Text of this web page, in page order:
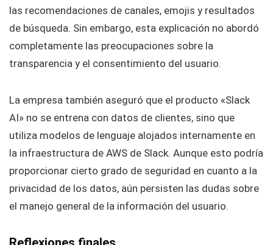
las recomendaciones de canales, emojis y resultados
de búsqueda. Sin embargo, esta explicación no abordó
completamente las preocupaciones sobre la
transparencia y el consentimiento del usuario.
La empresa también aseguró que el producto «Slack
AI» no se entrena con datos de clientes, sino que
utiliza modelos de lenguaje alojados internamente en
la infraestructura de AWS de Slack. Aunque esto podría
proporcionar cierto grado de seguridad en cuanto a la
privacidad de los datos, aún persisten las dudas sobre
el manejo general de la información del usuario.